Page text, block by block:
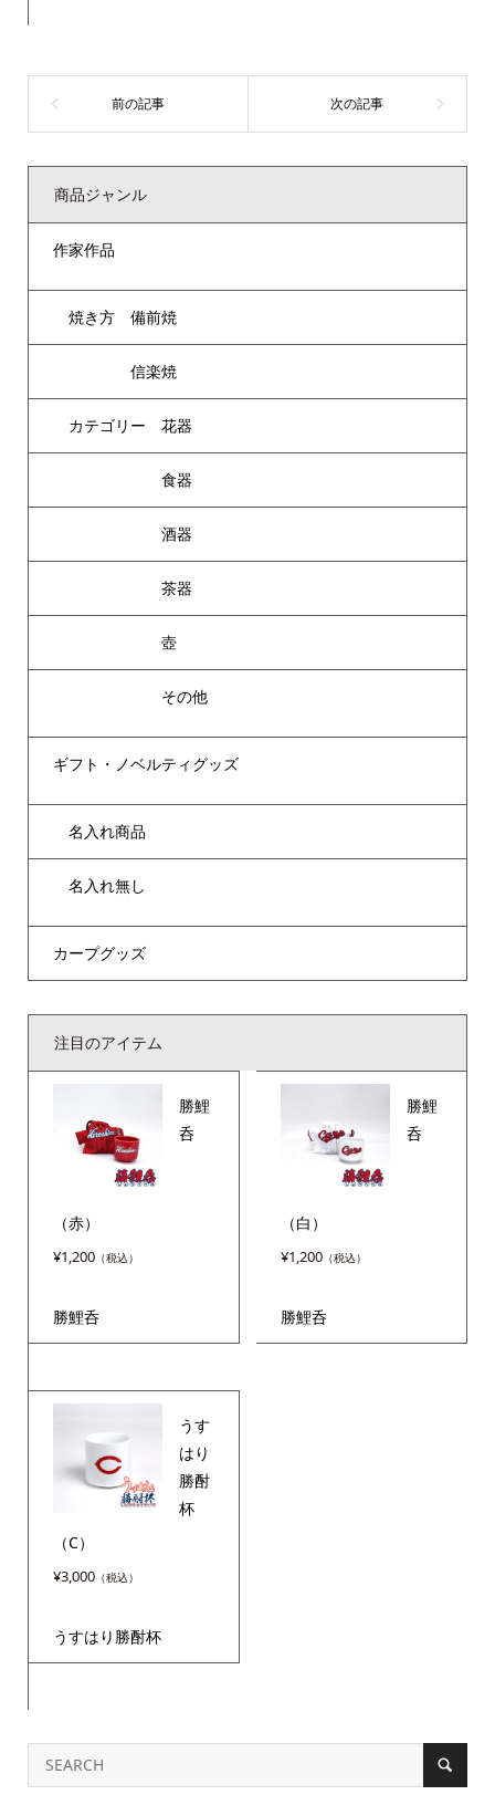
商品ジャンル
作家作品
焼き方 備前焼
信楽焼
カテゴリー 花器
食器
酒器
茶器
壺
その他
ギフト・ノベルティグッズ
名入れ商品
名入れ無し
カープグッズ
注目のアイテム
勝鯉
呑
（赤）
¥1,200
勝鯉呑
勝鯉
呑
（白）
¥1,200
勝鯉呑
うす
はり
勝酎
杯
（C）
¥3,000
うすはり勝酎杯